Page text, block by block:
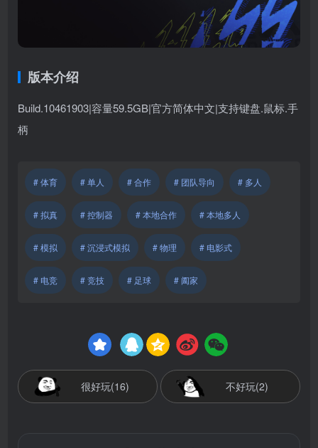
版本介绍
Build.10461903|容量59.5GB|官方简体中文|支持键盘.鼠标.手
柄
# 体育 # 单人 # 合作 # 团队导向 # 多人
# 拟真 # 控制器 # 本地合作 # 本地多人
# 模拟 # 沉浸式模拟 # 物理 # 电影式
# 电竞 # 竞技 # 足球 # 阖家
很好玩(16) 不好玩(2)